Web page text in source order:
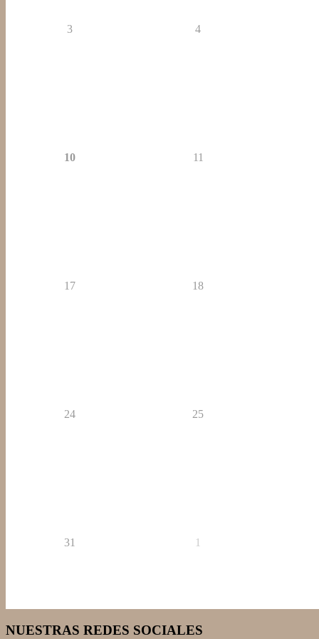
3 4
10 11
17 18
24 25
31 1
NUESTRAS REDES SOCIALES